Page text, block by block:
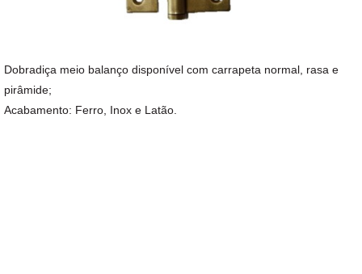
Dobradiça meio balanço disponível com carrapeta normal, rasa e
pirâmide;
Acabamento: Ferro, Inox e Latão.